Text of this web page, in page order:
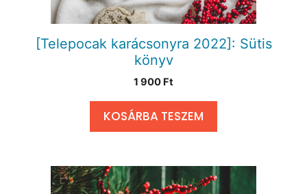
[Telepocak karácsonyra 2022]: Sütis
könyv
1 900 Ft
KOSÁRBA TESZEM